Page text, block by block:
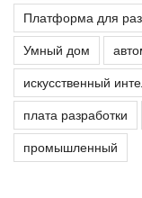
Платформа для
Умный дом
искусственный
плата разработки
промышленный